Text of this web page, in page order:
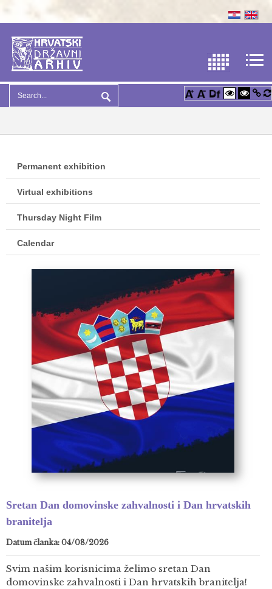
Permanent exhibition
Virtual exhibitions
Thursday Night Film
Calendar
Sretan Dan domovinske zahvalnosti i Dan hrvatskih
branitelja
Datum članka: 04/08/2026
Svim našim korisnicima želimo sretan Dan
domovinske zahvalnosti i Dan hrvatskih branitelja!